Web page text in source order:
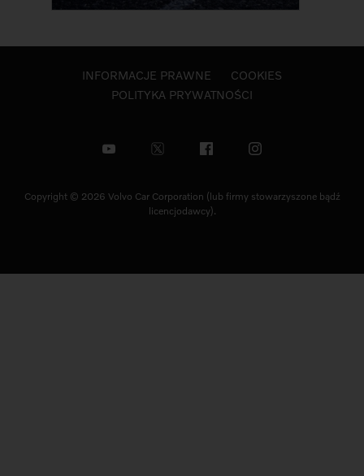
INFORMACJE PRAWNE
COOKIES
POLITYKA PRYWATNOŚCI
Copyright © 2026 Volvo Car Corporation (lub firmy stowarzyszone bądź
licencjodawcy).